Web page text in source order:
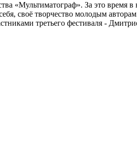
«Мультиматограф». За это время в
своё творчество молодым
третьего фестиваля -